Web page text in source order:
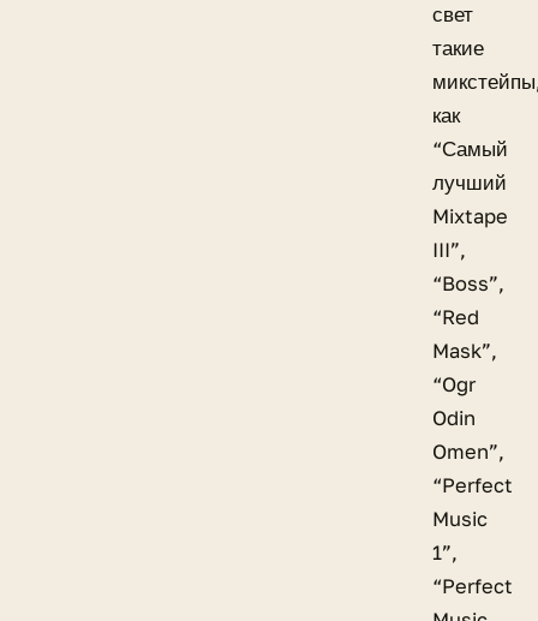
свет
такие
как
“Самый
лучший
Mixtape
III”,
“Boss”,
“Red
Mask”,
“Ogr
Odin
Omen”,
“Perfect
Music
1”,
“Perfect